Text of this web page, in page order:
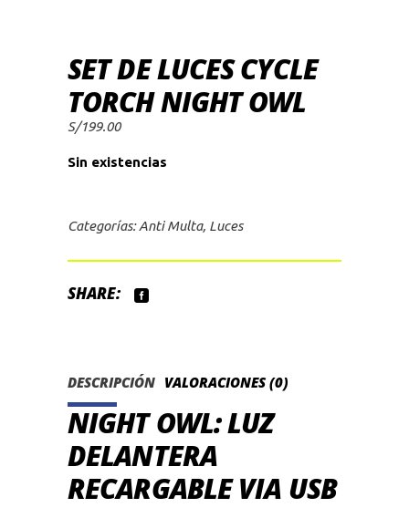
SET DE LUCES CYCLE
TORCH NIGHT OWL
S/199.00
Sin existencias
Categorías:Anti Multa, Luces
SHARE:
DESCRIPCIÓN VALORACIONES (0)
NIGHT OWL: LUZ
DELANTERA
RECARGABLE VIA USB